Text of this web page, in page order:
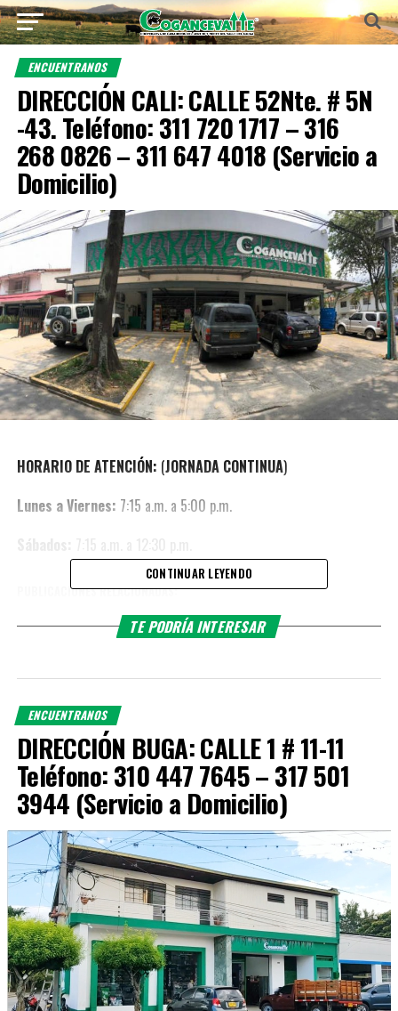
ENCUENTRANOS
DIRECCIÓN CALI: CALLE 52Nte. # 5N
-43. Teléfono: 311 720 1717 – 316
268 0826 – 311 647 4018 (Servicio a
Domicilio)
HORARIO DE ATENCIÓN: (JORNADA CONTINUA)
Lunes a Viernes: 7:15 a.m. a 5:00 p.m.
PUBLICACIONES RELACIONADAS:
CONTINUAR LEYENDO
TE PODRÍA INTERESAR
ENCUENTRANOS
DIRECCIÓN BUGA: CALLE 1 # 11-11
Teléfono: 310 447 7645 – 317 501
3944 (Servicio a Domicilio)